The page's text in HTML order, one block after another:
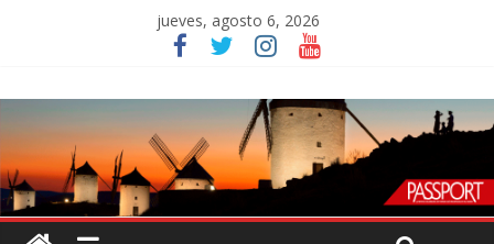
jueves, agosto 6, 2026